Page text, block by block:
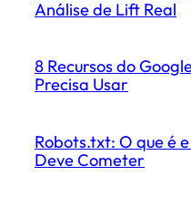
Análise de Lift Real
8 Recursos do
Precisa Usar
Robots.txt: O que é
Deve Cometer